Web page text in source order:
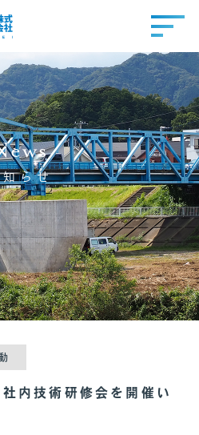
知らせ
内技術研修会を開催い